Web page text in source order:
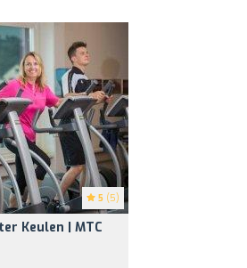
5 (5)
Keulen | MTC